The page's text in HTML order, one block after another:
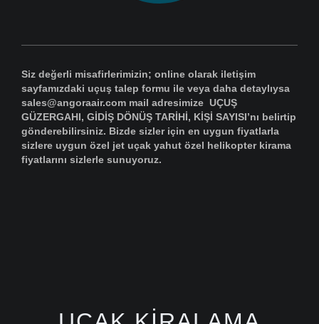
Siz değerli misafirlerimizin; online olarak iletişim
sayfamızdaki uçuş talep formu ile veya daha detaylıysa
sales@angoraair.com mail adresimize UÇUŞ
GÜZERGAHI, GİDİŞ DÖNÜŞ TARİHİ, KİŞİ SAYISI’nı belirtip
gönderebilirsiniz. Bizde sizler için en uygun fiyatlarla
sizlere uygun özel jet uçak yahut özel helikopter kirama
fiyatlarını sizlerle sunuyoruz.